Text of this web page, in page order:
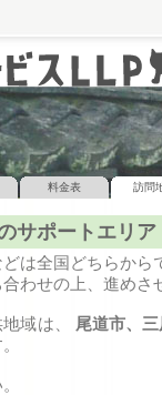
料金表 訪問
サポートエリア
は全国どちらから
わせの上、進めさ
域は、
尾道市、